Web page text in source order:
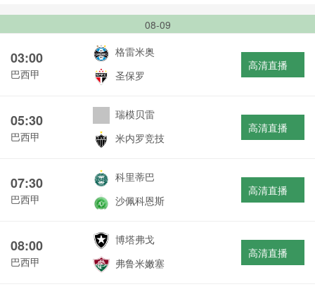
08-09
03:00
巴西甲
格雷米奥
圣保罗
高清直播
05:30
巴西甲
瑞模贝雷
米内罗竞技
高清直播
07:30
巴西甲
科里蒂巴
沙佩科恩斯
高清直播
08:00
巴西甲
博塔弗戈
弗鲁米嫩塞
高清直播